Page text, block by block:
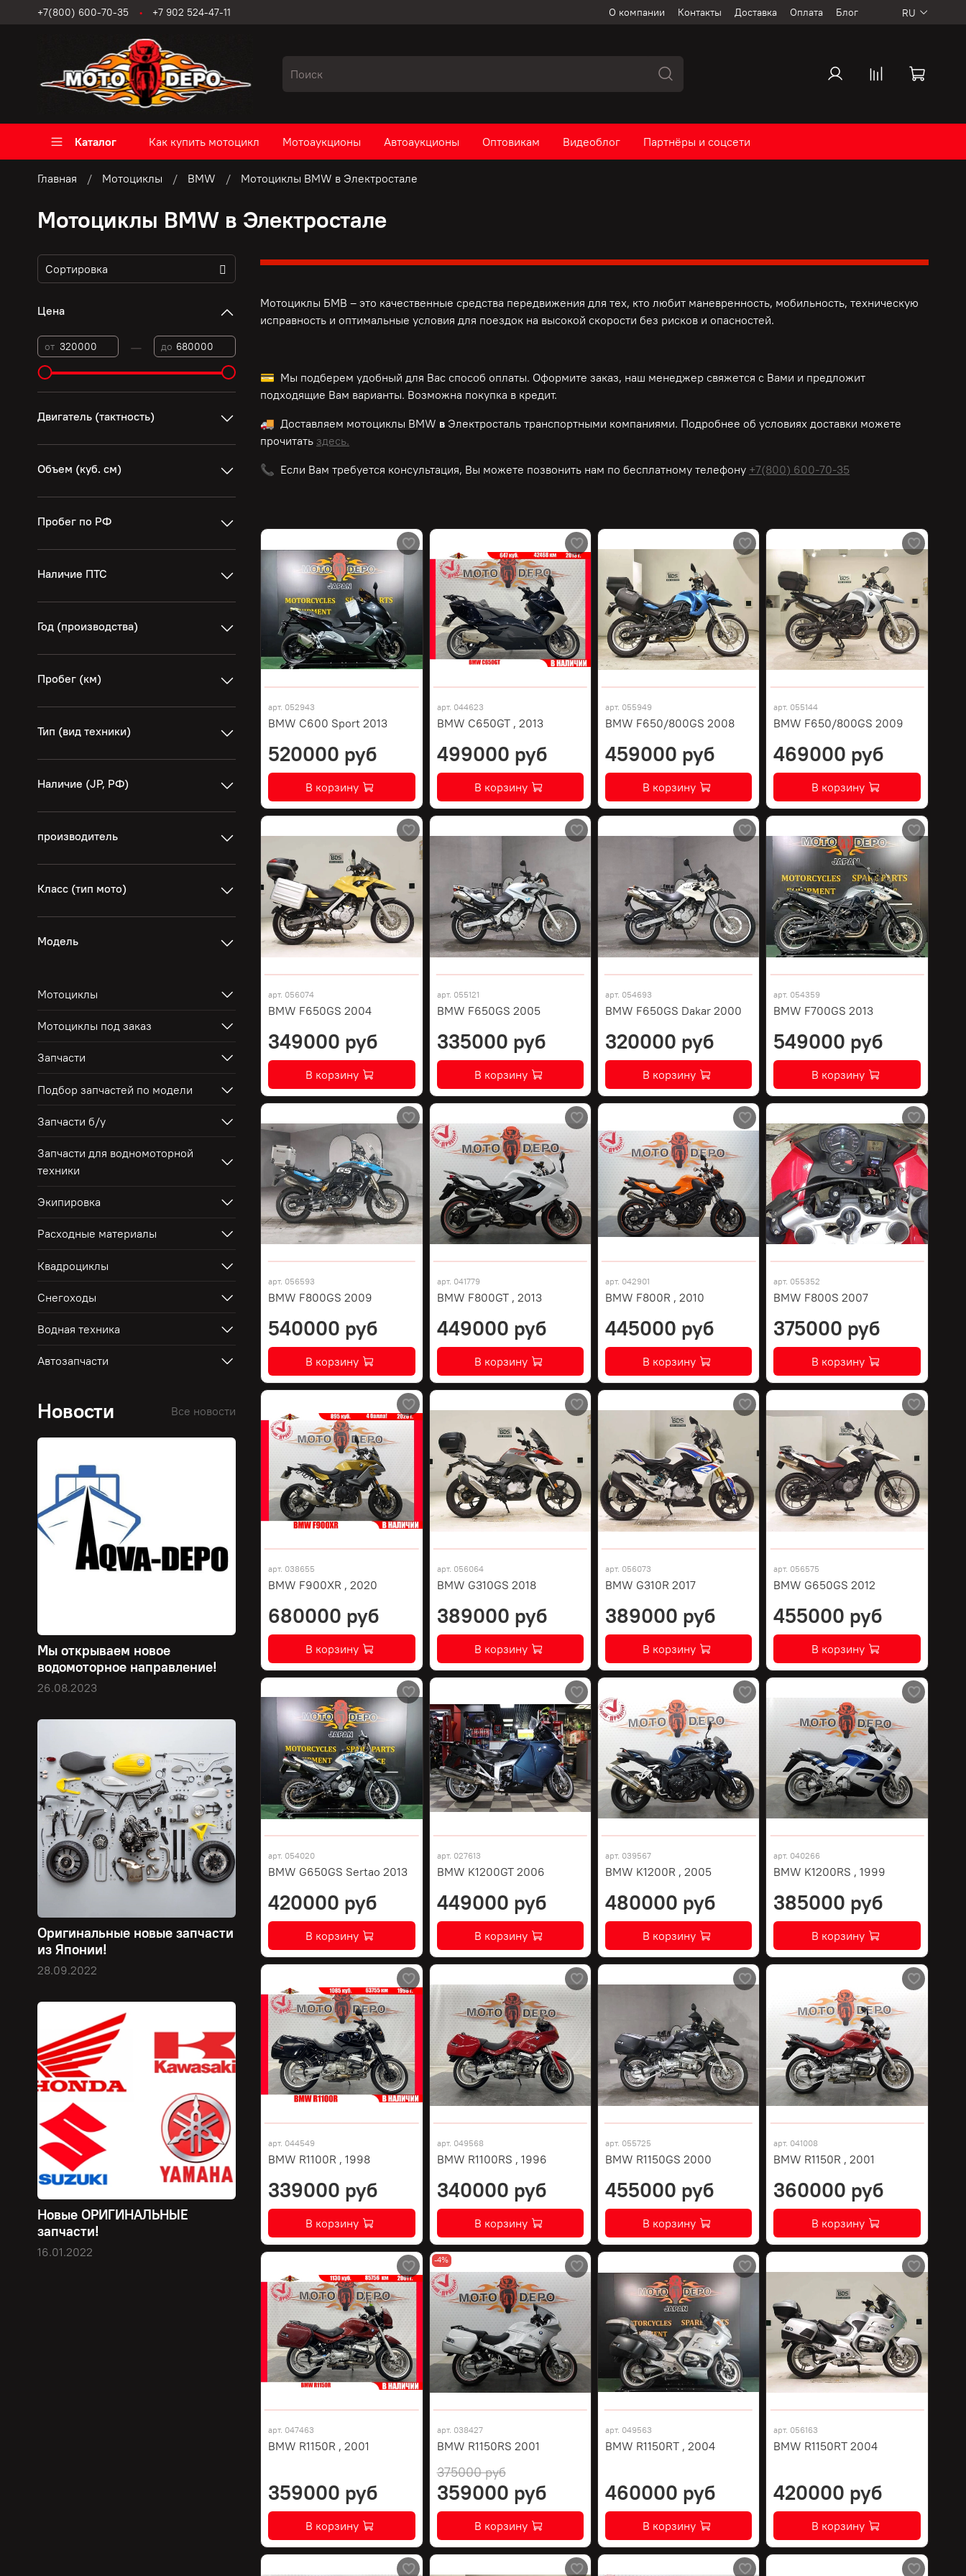
О компании Контакты Доставка Оплата Блог
+7(800) 600-70-35 +7 902 524-47-11 RU
Каталог Как купить мотоцикл Мотоаукционы Автоаукционы Оптовикам Видеоблог Партнёры и соцсети
Главная Мотоциклы BMW Мотоциклы BMW в Электростале
Мотоциклы BMW в Электростале
Мотоциклы БМВ – это качественные средства передвижения для тех, кто любит маневренность, мобильность, техническую
исправность и оптимальные условия для поездок на высокой скорости без рисков и опасностей.
💳 Мы подберем удобный для Вас способ оплаты. Оформите заказ, наш менеджер свяжется с Вами и предложит
подходящие Вам варианты. Возможна покупка в кредит.
🚚 Доставляем мотоциклы BMW в Электросталь транспортными компаниями. Подробнее об условиях доставки можете
прочитать здесь.
📞 Если Вам требуется консультация, Вы можете позвонить нам по бесплатномутелефону +7(800) 600-70-35
арт. 052943
BMW C600 Sport 2013
520000 руб
В корзину
арт. 044623
BMW C650GT , 2013
499000 руб
В корзину
арт. 055949
BMW F650/800GS 2008
459000 руб
В корзину
арт. 055144
BMW F650/800GS 2009
469000 руб
В корзину
арт. 056074
BMW F650GS 2004
349000 руб
В корзину
арт. 055121
BMW F650GS 2005
335000 руб
В корзину
арт. 054693
BMW F650GS Dakar 2000
320000 руб
В корзину
арт. 054359
BMW F700GS 2013
549000 руб
В корзину
арт. 056593
BMW F800GS 2009
540000 руб
В корзину
арт. 041779
BMW F800GT , 2013
449000 руб
В корзину
арт. 042901
BMW F800R , 2010
445000 руб
В корзину
арт. 055352
BMW F800S 2007
375000 руб
В корзину
арт. 038655
BMW F900XR , 2020
680000 руб
В корзину
арт. 056064
BMW G310GS 2018
389000 руб
В корзину
арт. 056073
BMW G310R 2017
389000 руб
В корзину
арт. 056575
BMW G650GS 2012
455000 руб
В корзину
арт. 054020
BMW G650GS Sertao 2013
420000 руб
В корзину
арт. 027613
BMW K1200GT 2006
449000 руб
В корзину
арт. 039567
BMW K1200R , 2005
480000 руб
В корзину
арт. 040266
BMW K1200RS , 1999
385000 руб
В корзину
арт. 044549
BMW R1100R , 1998
339000 руб
В корзину
арт. 049568
BMW R1100RS , 1996
340000 руб
В корзину
арт. 055725
BMW R1150GS 2000
455000 руб
В корзину
арт. 041008
BMW R1150R , 2001
360000 руб
В корзину
арт. 047463
BMW R1150R , 2001
359000 руб
В корзину
-4%
арт. 038427
BMW R1150RS 2001
375000 руб
359000 руб
В корзину
арт. 049563
BMW R1150RT , 2004
460000 руб
В корзину
арт. 056163
BMW R1150RT 2004
420000 руб
В корзину
Цена
от — до
Двигатель (тактность)
Объем (куб. см)
Пробег по РФ
Наличие ПТС
Год (производства)
Пробег (км)
Тип (вид техники)
Наличие (JP, РФ)
производитель
Класс (тип мото)
Модель
Мотоциклы
Мотоциклы под заказ
Запчасти
Подбор запчастей по модели
Запчасти б/у
Запчасти для водномоторной
техники
Экипировка
Расходные материалы
Квадроциклы
Снегоходы
Водная техника
Автозапчасти
Новости Все новости
Мы открываем новое
водомоторное направление!
26.08.2023
Оригинальные новые запчасти
из Японии!
28.09.2022
Новые ОРИГИНАЛЬНЫЕ
запчасти!
16.01.2022